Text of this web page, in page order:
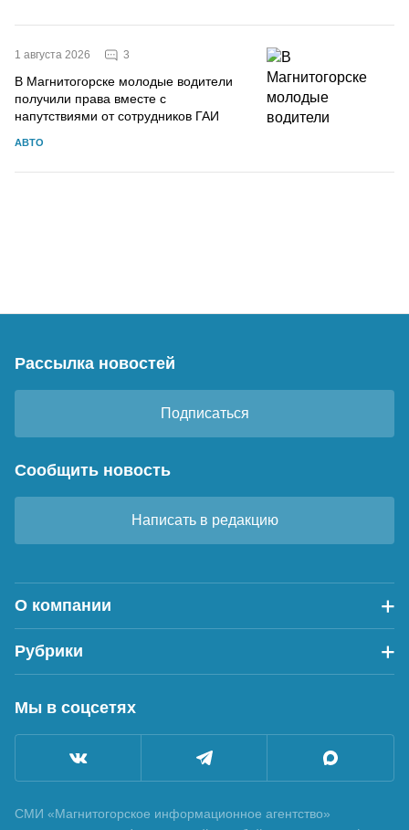
1 августа 2026 3
В Магнитогорске молодые водители
получили права вместе с
напутствиями от сотрудников ГАИ
АВТО
Рассылка новостей
Подписаться
Сообщить новость
Написать в редакцию
О компании
Рубрики
Мы в соцсетях
СМИ «Магнитогорское информационное агентство»